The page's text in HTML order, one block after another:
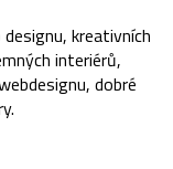
kreativních
interiérů,
dobré